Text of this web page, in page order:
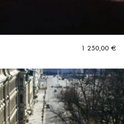
1 250,00 €